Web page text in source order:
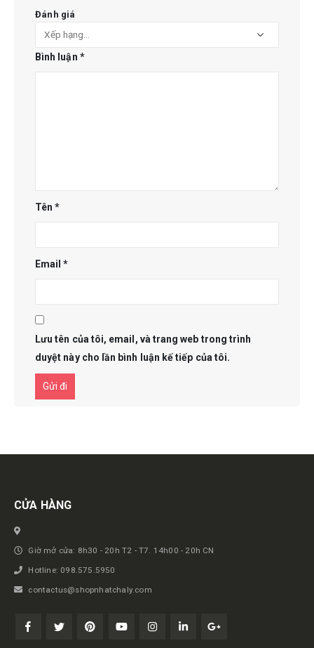
Đánh giá
Bình luận *
Tên*
Email*
Lưu tên của tôi, email, và trang web trong trình
duyệt này cho lần bình luận kế tiếp của tôi.
Get in touch
CỬA HÀNG
Giờ mở cửa: 8h30 - 20h T2 - T7. 14h00 - 20h CN
Hotline: 098.575.5950
contactus@shopnhatchaly.com